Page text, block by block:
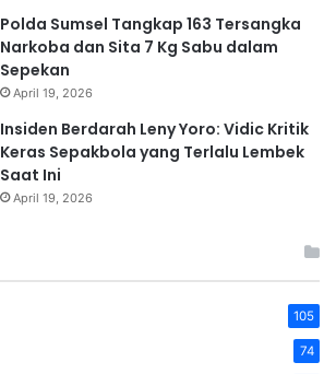
Polda Sumsel Tangkap 163 Tersangka
Narkoba dan Sita 7 Kg Sabu dalam
Sepekan
April 19, 2026
Insiden Berdarah Leny Yoro: Vidic Kritik
Keras Sepakbola yang Terlalu Lembek
Saat Ini
April 19, 2026
105
74